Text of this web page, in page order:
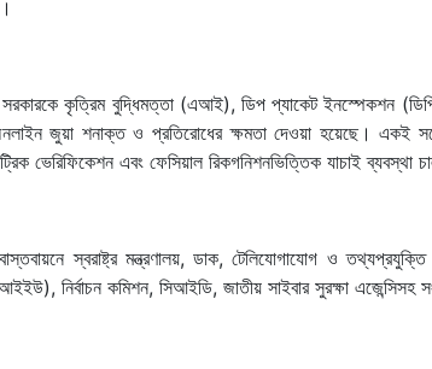
কৃত্রিম বুদ্ধিমত্তা (এআই), ডিপ প্যাকেট ইনস্পেকশন
জুয়া শনাক্ত ও প্রতিরোধের ক্ষমতা দেওয়া হয়েছে। একই
ভেরিফিকেশন এবং ফেসিয়াল রিকগনিশনভিত্তিক যাচাই ব্যবস্থা
স্বরাষ্ট্র মন্ত্রণালয়, ডাক, টেলিযোগাযোগ ও তথ্যপ্রযুক্তি
নির্বাচন কমিশন, সিআইডি, জাতীয় সাইবার সুরক্ষা এজেন্সিসহ